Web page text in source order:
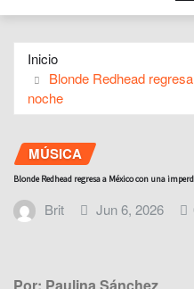
Inicio
Blonde Redhead
noche
MÚSICA
Blonde Redhead regresa a México con una
Brit Jun 6, 2026
Por: Paulina Sánchez